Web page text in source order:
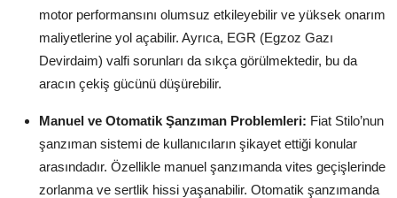
motor performansını olumsuz etkileyebilir ve yüksek onarım
maliyetlerine yol açabilir. Ayrıca, EGR (Egzoz Gazı
Devirdaim) valfi sorunları da sıkça görülmektedir, bu da
aracın çekiş gücünü düşürebilir.
Manuel ve Otomatik Şanzıman Problemleri: Fiat Stilo’nun
şanzıman sistemi de kullanıcıların şikayet ettiği konular
arasındadır. Özellikle manuel şanzımanda vites geçişlerinde
zorlanma ve sertlik hissi yaşanabilir. Otomatik şanzımanda